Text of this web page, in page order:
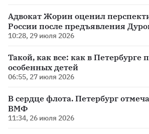
Адвокат Жорин оценил
России после предъявления
10:28, 29 июля 2026
Такой, как все: как в Петербурге
особенных детей
06:55, 27 июля 2026
В сердце флота. Петербург
ВМФ
11:34, 26 июля 2026